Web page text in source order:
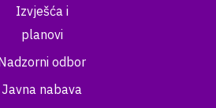
Izvješća i
planovi
odbor
Javna nabava